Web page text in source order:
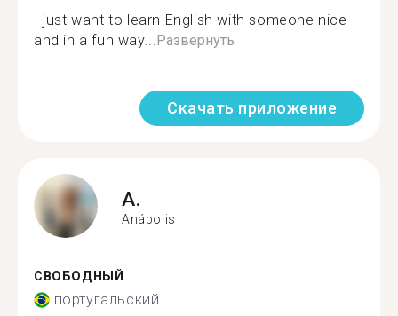
I just want to learn English with someone nice
and in a fun way... Развернуть
Скачать приложение
A.
Anápolis
СВОБОДНЫЙ
португальский